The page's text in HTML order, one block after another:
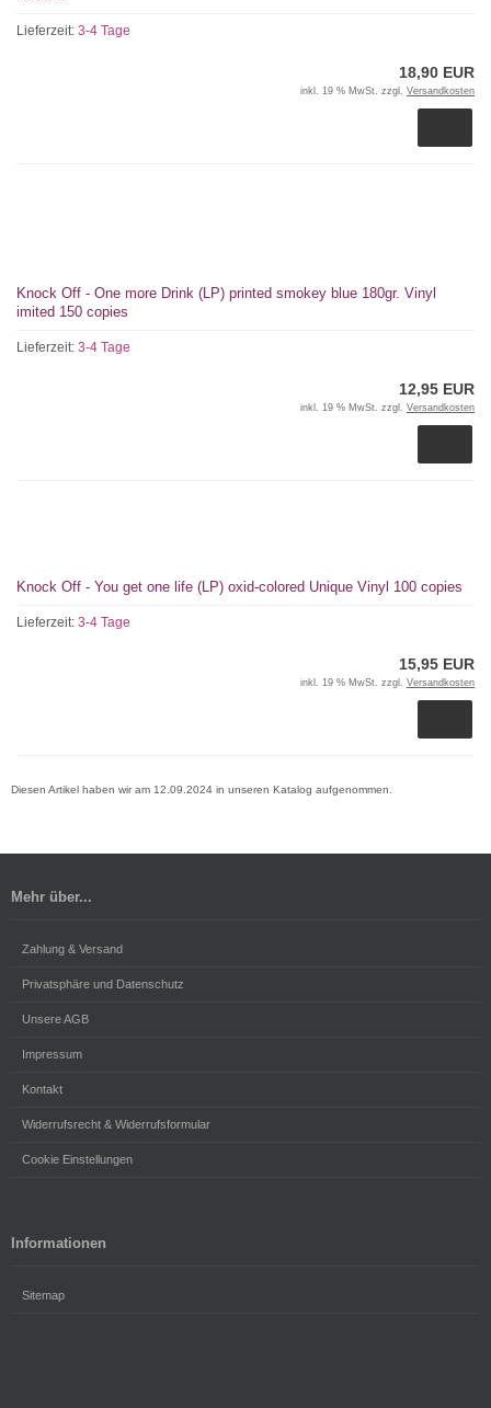
Lieferzeit: 3-4 Tage
18,90 EUR
inkl. 19 % MwSt. zzgl. Versandkosten
Knock Off - One more Drink (LP) printed smokey blue 180gr. Vinyl
imited 150 copies
Lieferzeit: 3-4 Tage
12,95 EUR
inkl. 19 % MwSt. zzgl. Versandkosten
Knock Off - You get one life (LP) oxid-colored Unique Vinyl 100 copies
Lieferzeit: 3-4 Tage
15,95 EUR
inkl. 19 % MwSt. zzgl. Versandkosten
Diesen Artikel haben wir am 12.09.2024 in unseren Katalog aufgenommen.
Mehr über...
Zahlung & Versand
Privatsphäre und Datenschutz
Unsere AGB
Impressum
Kontakt
Widerrufsrecht & Widerrufsformular
Cookie Einstellungen
Informationen
Sitemap